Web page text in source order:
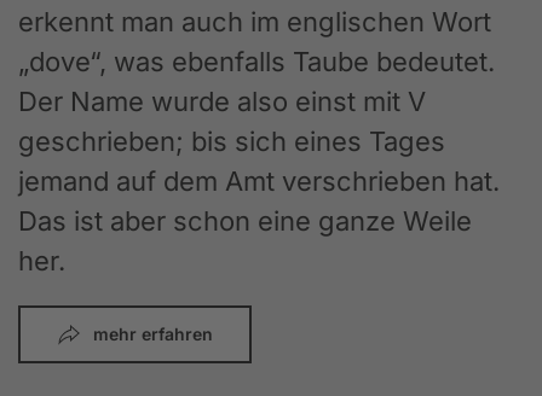
erkennt man auch im englischen Wort
„dove“, was ebenfalls Taube bedeutet.
Der Name wurde also einst mit V
geschrieben; bis sich eines Tages
jemand auf dem Amt verschrieben hat.
Das ist aber schon eine ganze Weile
her.
mehr erfahren